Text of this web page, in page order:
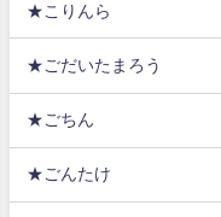
★こりんら
★ごだいたまろう
★ごちん
★ごんたけ